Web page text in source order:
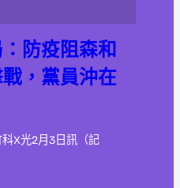
防疫阻森和
，黨員沖在
科X光2月3日訊（記